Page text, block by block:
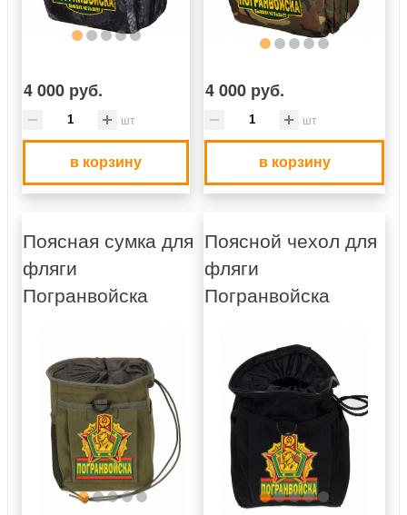
4 000 руб.
шт
в корзину
4 000 руб.
шт
в корзину
Поясная сумка для
фляги
Погранвойска
Поясной чехол для
фляги
Погранвойска